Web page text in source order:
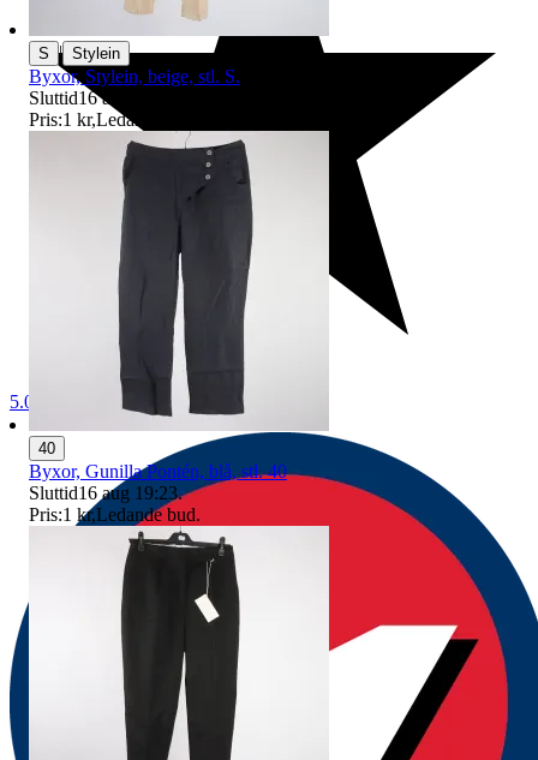
5.0
S | Stylein
Byxor, Stylein, beige, stl. S.
Sluttid16 aug 19:35
Pris:1 kr,Ledande bud
40
Byxor, Gunilla Pontén, blå, stl. 40
Sluttid16 aug 19:23.
Pris:1 kr,Ledande bud.